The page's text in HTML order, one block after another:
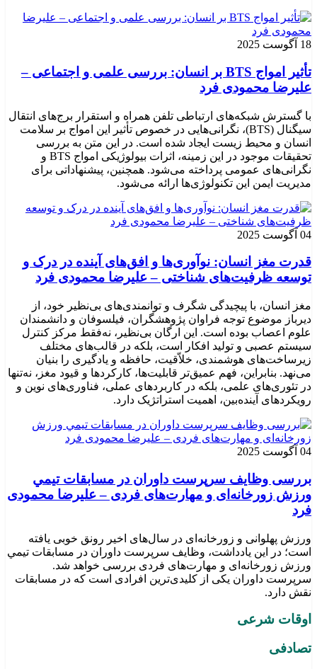
18 آگوست 2025
تأثیر امواج BTS بر انسان: بررسی علمی و اجتماعی –
علیرضا محمودی فرد
با گسترش شبکه‌های ارتباطی تلفن همراه و استقرار برج‌های انتقال
سیگنال (BTS)، نگرانی‌هایی در خصوص تأثیر این امواج بر سلامت
انسان و محیط زیست ایجاد شده است. در این متن به بررسی
تحقیقات موجود در این زمینه، اثرات بیولوژیکی امواج BTS و
نگرانی‌های عمومی پرداخته می‌شود. همچنین، پیشنهاداتی برای
مدیریت ایمن این تکنولوژی‌ها ارائه می‌شود.
04 آگوست 2025
قدرت مغز انسان: نوآوری‌ها و افق‌های آینده در درک و
توسعه ظرفیت‌های شناختی – علیرضا محمودی فرد
مغز انسان، با پیچیدگی شگرف و توانمندی‌های بی‌نظیر خود، از
دیرباز موضوع توجه فراوان پژوهشگران، فیلسوفان و دانشمندان
علوم اعصاب بوده است. این ارگان بی‌نظیر، نه‌فقط مرکز کنترل
سیستم عصبی و تولید افکار است، بلکه در قالب‌های مختلف
زیرساخت‌های هوشمندی، خلاّقیت، حافظه و یادگیری را بنیان
می‌نهد. بنابراین، فهم عمیق‌تر قابلیت‌ها، کارکردها و قیود مغز، نه‌تنها
در تئوری‌های علمی، بلکه در کاربردهای عملی، فناوری‌های نوین و
رویکردهای آینده‌بین، اهمیت استراتژیک دارد.
04 آگوست 2025
بررسی وظايف سرپرست داوران در مسابقات تیمي
ورزش زورخانه‌ای و مهارت‌های فردی – علیرضا محمودی
فرد
ورزش پهلوانی و زورخانه‌ای در سال‌های اخیر رونق خوبی یافته
است؛ در این یادداشت، وظایف سرپرست داوران در مسابقات تیمي
ورزش زورخانه‌ای و مهارت‌های فردی بررسی خواهد شد.
سرپرست داوران یکی از کلیدی‌ترین افرادی است که در مسابقات
نقش دارد.
اوقات شرعی
تصادفی